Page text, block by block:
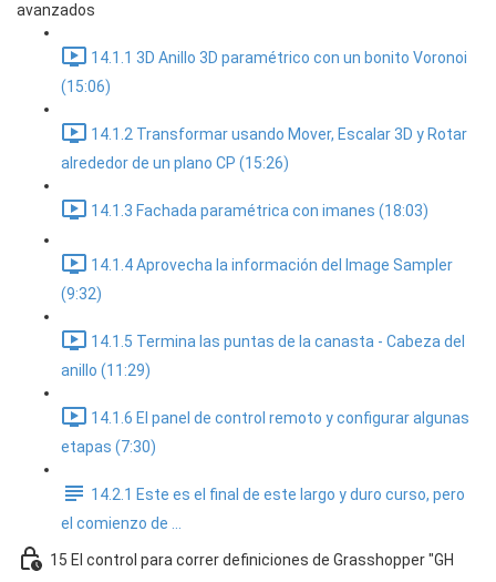
avanzados
14.1.1 3D Anillo 3D paramétrico con un bonito Voronoi
(15:06)
14.1.2 Transformar usando Mover, Escalar 3D y Rotar
alrededor de un plano CP (15:26)
14.1.3 Fachada paramétrica con imanes (18:03)
14.1.4 Aprovecha la información del Image Sampler
(9:32)
14.1.5 Termina las puntas de la canasta - Cabeza del
anillo (11:29)
14.1.6 El panel de control remoto y configurar algunas
etapas (7:30)
14.2.1 Este es el final de este largo y duro curso, pero
el comienzo de ...
15 El control para correr definiciones de Grasshopper "GH